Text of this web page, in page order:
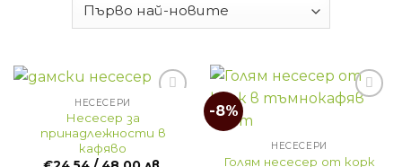
НЕСЕСЕРИ
Несесер за
принадлежности в
кафяво
-8%
НЕСЕСЕРИ
Голям несесер от корк